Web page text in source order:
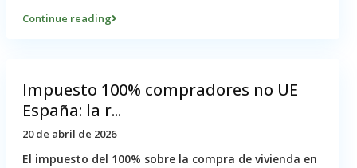
Continue reading
Impuesto 100% compradores no UE
España: la r...
20 de abril de 2026
El impuesto del 100% sobre la compra de vivienda en